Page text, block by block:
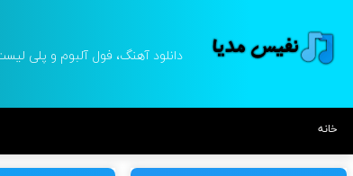
دانلود آهنگ، فول آلبوم و پلی
خانه